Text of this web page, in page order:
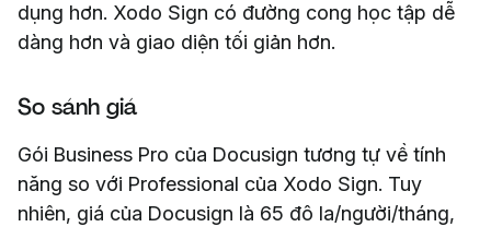
dụng hơn. Xodo Sign có đường cong học tập dễ
dàng hơn và giao diện tối giản hơn.
So sánh giá
Gói Business Pro của Docusign tương tự về tính
năng so với Professional của Xodo Sign. Tuy
nhiên, giá của Docusign là 65 đô la/người/tháng,